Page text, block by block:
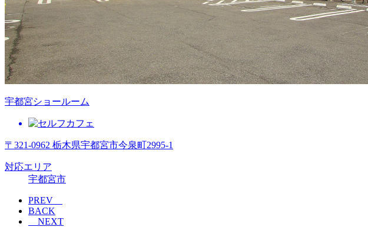
宇都宮ショールーム
〒321-0962 栃木県宇都宮市今泉町2995-1
対応エリア
宇都宮市
PREV
BACK
NEXT